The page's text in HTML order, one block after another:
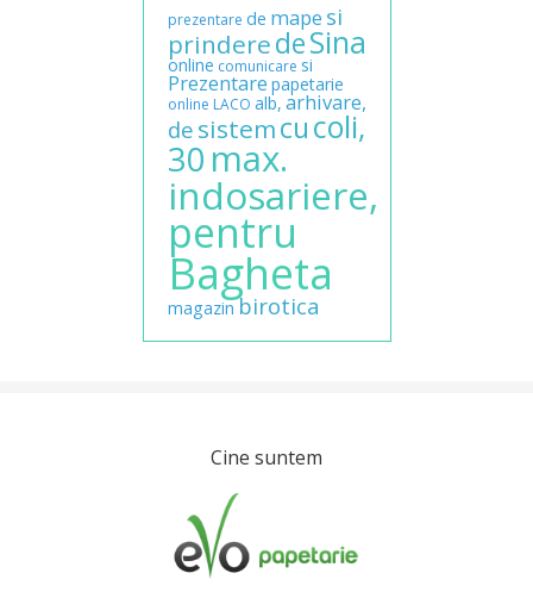
prezentare de mape si
prinderedeSina
online comunicare si
Prezentare papetarie
online LACO alb, arhivare,
de sistemcucoli,
30 max.
indosariere,
pentru
Bagheta
magazinbirotica
Cine suntem